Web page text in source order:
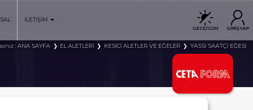
GECE/GÜN GİRİŞ YAP
İLETİŞİM
:ANA SAYFA EL ALETLERİ KESİCİ ALETLER VE EĞELER YASSI SAATÇİ EĞESİ